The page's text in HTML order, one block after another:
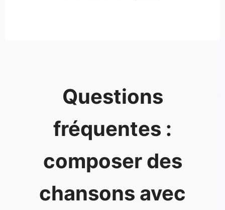
Questions
fréquentes :
composer des
chansons avec